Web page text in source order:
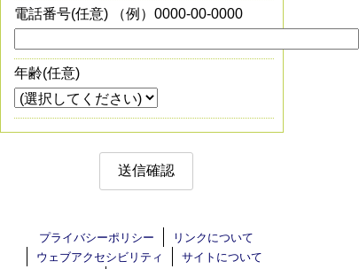
電話番号(任意) （例）0000-00-0000
年齢(任意)
プライバシーポリシー
リンクについて
ウェブアクセシビリティ
サイトについて